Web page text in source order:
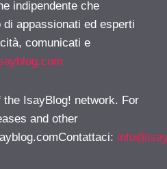
indipendente che
appassionati ed esperti
comunicati e
IsayBlog! network. For
and other
: